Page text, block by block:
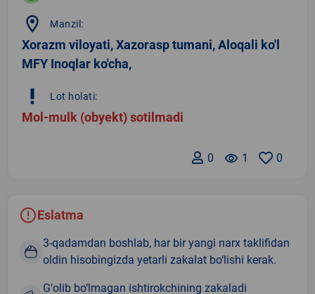
location_on Manzil:
Xorazm viloyati, Xazorasp tumani, Aloqali ko'l
MFY Inoqlar ko'cha,
priority_high Lot holati:
Mol-mulk (obyekt) sotilmadi
0
remove_red_eye 1
0
Eslatma
3-qadamdan boshlab, har bir yangi narx taklifidan
oldin hisobingizda yetarli zakalat bo‘lishi kerak.
G‘olib bo‘lmagan ishtirokchining zakaladi